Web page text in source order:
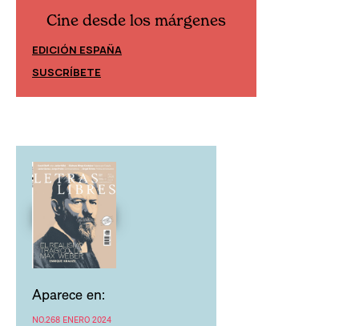
Cine desde los márgenes
EDICIÓN ESPAÑA
SUSCRÍBETE
Aparece en:
NO.268 ENERO 2024